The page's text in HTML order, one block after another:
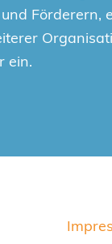
Förderern,
ein.